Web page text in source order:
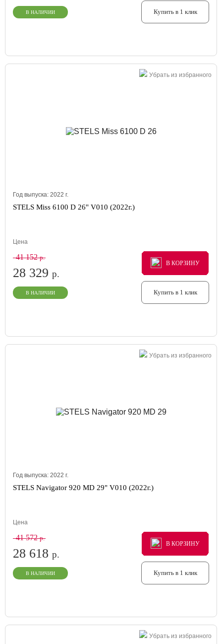
В НАЛИЧИИ Купить в 1 клик
Убрать из избранного
Год выпуска: 2022 г.
STELS Miss 6100 D 26" V010 (2022г.)
Цена
41 152р.
28 329 р.
В НАЛИЧИИ
В КОРЗИНУ
В КОРЗИНУ
В КОРЗИНУ
Купить в 1 клик
Убрать из избранного
Год выпуска: 2022 г.
STELS Navigator 920 MD 29" V010 (2022г.)
Цена
41 572р.
28 618 р.
В НАЛИЧИИ
В КОРЗИНУ
В КОРЗИНУ
В КОРЗИНУ
Купить в 1 клик
Убрать из избранного